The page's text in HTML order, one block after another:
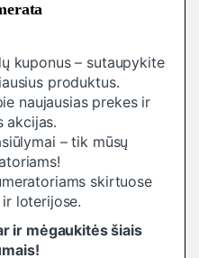
kuponus – sutaupykite
produktus.
naujausias prekes ir
akcijas.
– tik mūsų
skirtuose
loterijose.
ir mėgaukitės šiais